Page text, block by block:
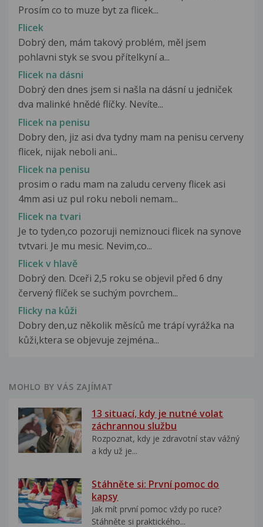
Prosím co to muze byt za flicek...
Flicek
Dobrý den, mám takový problém, měl jsem
pohlavni styk se svou přítelkyní a...
Flicek na dásni
Dobrý den dnes jsem si našla na dásní u jedniček
dva malinké hnědé flíčky. Nevíte...
Flicek na penisu
Dobry den, jiz asi dva tydny mam na penisu cerveny
flicek, nijak neboli ani...
Flicek na penisu
prosim o radu mam na zaludu cerveny flicek asi
4mm asi uz pul roku neboli nemam...
Flicek na tvari
Je to tyden,co pozoruji nemiznouci flicek na synove
tvtvari. Je mu mesic. Nevim,co...
Flicek v hlavě
Dobrý den. Dceři 2,5 roku se objevil před 6 dny
červený flíček se suchým povrchem...
Flicky na kůži
Dobry den,uz několik měsíců me trápí vyrážka na
kůži,ktera se objevuje zejména...
MOHLO BY VÁS ZAJÍMAT
13 situací, kdy je nutné volat
záchrannou službu
Rozpoznat, kdy je zdravotní stav vážný
a kdy už je...
Stáhněte si: První pomoc do
kapsy
Jak mít první pomoc vždy po ruce?
Stáhněte si praktického...